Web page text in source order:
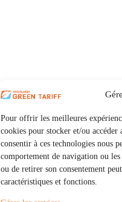
Pour offrir les meilleures
cookies pour stocker et/ou
consentir à ces technologies nous
comportement de navigation ou
ou de retirer son consentement
caractéristiques et fonctions.